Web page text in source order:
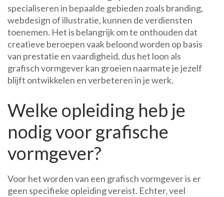
specialiseren in bepaalde gebieden zoals branding,
webdesign of illustratie, kunnen de verdiensten
toenemen. Het is belangrijk om te onthouden dat
creatieve beroepen vaak beloond worden op basis
van prestatie en vaardigheid, dus het loon als
grafisch vormgever kan groeien naarmate je jezelf
blijft ontwikkelen en verbeteren in je werk.
Welke opleiding heb je
nodig voor grafische
vormgever?
Voor het worden van een grafisch vormgever is er
geen specifieke opleiding vereist. Echter, veel